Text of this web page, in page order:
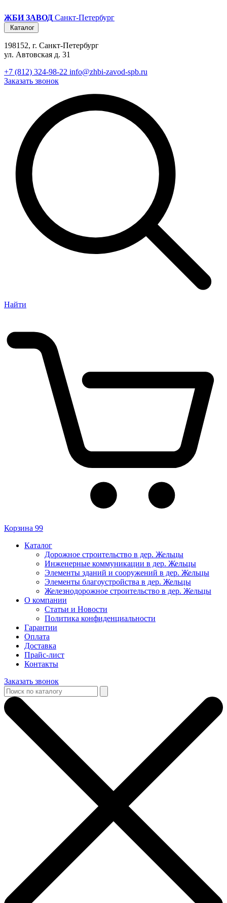
ЖБИ ЗАВОД Санкт-Петербург
Каталог
198152, г. Санкт-Петербург
ул. Автовская д. 31
+7 (812) 324-98-22 info@zhbi-zavod-spb.ru
Заказать звонок
Найти
Корзина 99
Каталог
Дорожное строительство в дер. Жельцы
Инженерные коммуникации в дер. Жельцы
Элементы зданий и сооружений в дер. Жельцы
Элементы благоустройства в дер. Жельцы
Железнодорожное строительство в дер. Жельцы
О компании
Статьи и Новости
Политика конфиденциальности
Гарантии
Оплата
Доставка
Прайс-лист
Контакты
Заказать звонок